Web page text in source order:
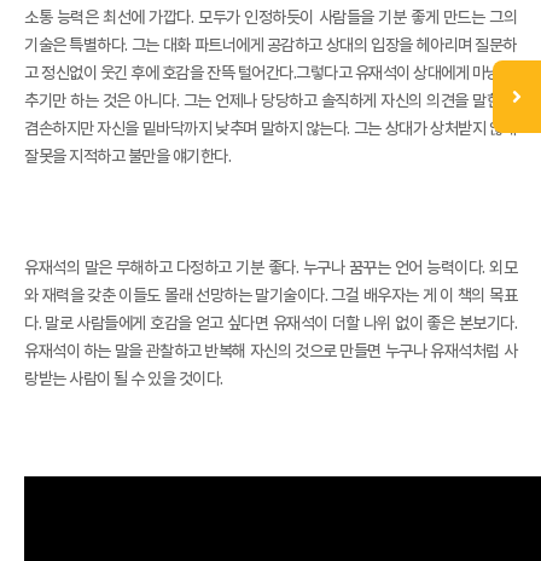
소통 능력은 최선에 가깝다. 모두가 인정하듯이 사람들을 기분 좋게 만드는 그의
기술은 특별하다. 그는 대화 파트너에게 공감하고 상대의 입장을 헤아리며 질문하
고 정신없이 웃긴 후에 호감을 잔뜩 털어간다.그렇다고 유재석이 상대에게 마냥 맞
추기만 하는 것은 아니다. 그는 언제나 당당하고 솔직하게 자신의 의견을 말한다.
겸손하지만 자신을 밑바닥까지 낮추며 말하지 않는다. 그는 상대가 상처받지 않게
잘못을 지적하고 불만을 얘기한다.
유재석의 말은 무해하고 다정하고 기분 좋다. 누구나 꿈꾸는 언어 능력이다. 외모
와 재력을 갖춘 이들도 몰래 선망하는 말기술이다. 그걸 배우자는 게 이 책의 목표
다. 말로 사람들에게 호감을 얻고 싶다면 유재석이 더할 나위 없이 좋은 본보기다.
유재석이 하는 말을 관찰하고 반복해 자신의 것으로 만들면 누구나 유재석처럼 사
랑받는 사람이 될 수 있을 것이다.